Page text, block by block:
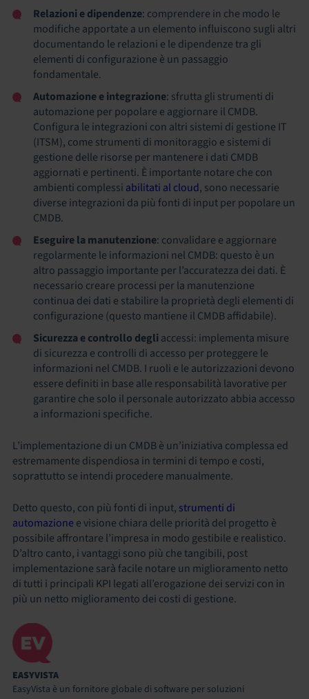
Relazioni e dipendenze: comprendere in che modo le
modifiche apportate a un elemento influiscono sugli altri
documentando le relazioni e le dipendenze tra gli
elementi di configurazione è un passaggio
fondamentale.
Automazione e integrazione: sfrutta gli strumenti di
automazione per popolare e aggiornare il CMDB.
Configura le integrazioni con altri sistemi di gestione IT
(ITSM), come strumenti di monitoraggio e sistemi di
gestione delle risorse per mantenere i dati CMDB
aggiornati e pertinenti. È importante notare che con
ambienti complessi abilitati al cloud, sono necessarie
diverse integrazioni da più fonti di input per popolare un
CMDB.
Eseguire la manutenzione: convalidare e aggiornare
regolarmente le informazioni nel CMDB: questo è un
altro passaggio importante per l’accuratezza dei dati. È
necessario creare processi per la manutenzione
continua dei dati e stabilire la proprietà degli elementi di
configurazione (questo mantiene il CMDB affidabile).
Sicurezza e controllo degliaccessi: implementa misure
di sicurezza e controlli di accesso per proteggere le
informazioni nel CMDB. I ruoli e le autorizzazioni devono
essere definiti in base alle responsabilità lavorative per
garantire che solo il personale autorizzato abbia accesso
a informazioni specifiche.
L’implementazione di un CMDB è un’iniziativa complessa ed
estremamente dispendiosa in termini di tempo e costi,
soprattutto se intendi procedere manualmente.
Detto questo, con più fonti di input, strumenti di
automazione e visione chiara delle priorità del progetto è
possibile affrontare l’impresa in modo gestibile e realistico.
D’altro canto, i vantaggi sono più che tangibili, post
implementazione sarà facile notare un miglioramento netto
di tutti i principali KPI legati all’erogazione dei servizi con in
più un netto miglioramento dei costi di gestione.
EASYVISTA
EasyVista è un fornitore globale di software per soluzioni